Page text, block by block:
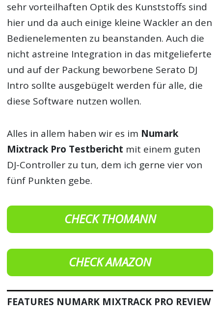
sehr vorteilhaften Optik des Kunststoffs sind
hier und da auch einige kleine Wackler an den
Bedienelementen zu beanstanden. Auch die
nicht astreine Integration in das mitgelieferte
und auf der Packung beworbene Serato DJ
Intro sollte ausgebügelt werden für alle, die
diese Software nutzen wollen.
Alles in allem haben wir es im Numark
Mixtrack Pro Testbericht mit einem guten
DJ-Controller zu tun, dem ich gerne vier von
fünf Punkten gebe.
CHECK THOMANN
CHECK AMAZON
FEATURES NUMARK MIXTRACK PRO REVIEW